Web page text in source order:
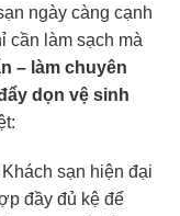
ngày càng cạnh
cần làm sạch mà
– làm chuyên
dọn vệ sinh
Khách sạn hiện đại
đầy đủ kệ để